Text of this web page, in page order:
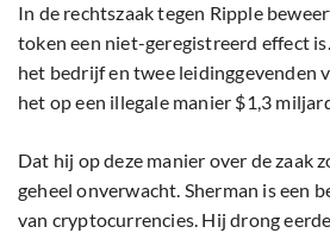
In de rechtszaak tegen Ripple
token een niet-geregistreerd effect
het bedrijf en twee leidinggevenden
het op een illegale manier $1,3
Dat hij op deze manier over de zaak
geheel onverwacht. Sherman is een
van cryptocurrencies. Hij drong